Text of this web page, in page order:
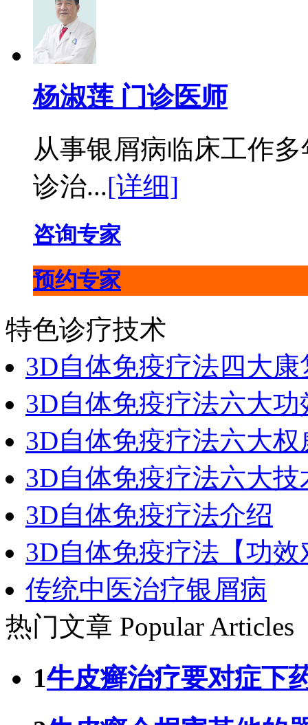
杨淑莲 门诊医师
从事银屑病临床工作
诊治...[详细]
咨询专家
预约专家
特色诊疗技术
3D自体免疫疗法四大康
3D自体免疫疗法六大功
3D自体免疫疗法六大权
3D自体免疫疗法六大技
3D自体免疫疗法介绍
3D自体免疫疗法【功效
传统中医治疗银屑病
热门文章 Popular Articles
1牛皮癣治疗要对症下